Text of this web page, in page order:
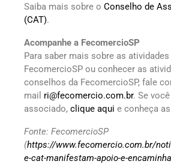
Saiba mais sobre o Conselho de
(CAT).
Acompanhe a FecomercioSP
Para saber mais sobre as
FecomercioSP ou conhecer as
conselhos da FecomercioSP, fale
mail ri@fecomercio.com.br. Se
associado, clique aqui e conheça
Fonte: FecomercioSP
(https://www.fecomercio.com.br/
e-cat-manifestam-apoio-e-